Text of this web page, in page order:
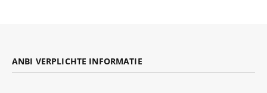
ANBI VERPLICHTE INFORMATIE